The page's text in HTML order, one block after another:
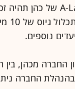
נוספים.